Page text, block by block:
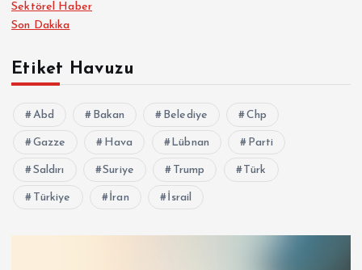
Sektörel Haber
Son Dakika
Etiket Havuzu
Abd Bakan Belediye Chp
Gazze Hava Lübnan Parti
Saldırı Suriye Trump Türk
Türkiye İran İsrail